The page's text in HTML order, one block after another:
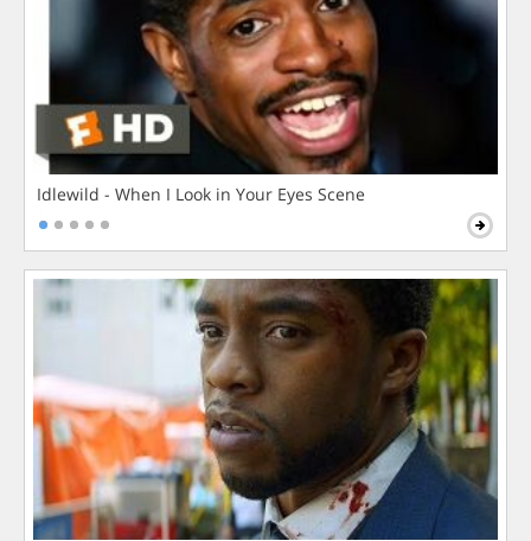
Idlewild - When I Look in Your Eyes Scene